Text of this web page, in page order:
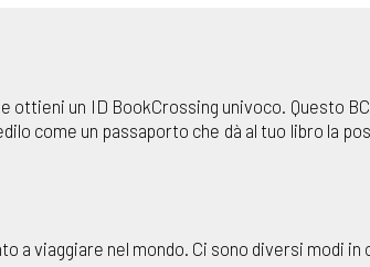
ottieni un ID BookCrossing univoco. Questo
come un passaporto che dà al tuo libro la
a viaggiare nel mondo. Ci sono diversi modi in